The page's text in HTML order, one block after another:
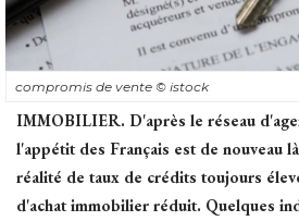
compromis de vente © istock
IMMOBILIER. D'après le réseau
l'appétit des Français est de nouveau
réalité de taux de crédits toujours
d'achat immobilier réduit. Quelques